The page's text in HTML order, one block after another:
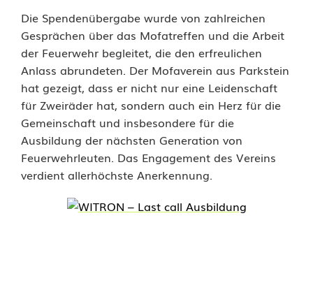
n
e
r
F
e
u
e
Die Spendenübergabe wurde von zahlreichen
Gesprächen über das Mofatreffen und die Arbeit
der Feuerwehr begleitet, die den erfreulichen
Anlass abrundeten. Der Mofaverein aus Parkstein
hat gezeigt, dass er nicht nur eine Leidenschaft
für Zweiräder hat, sondern auch ein Herz für die
Gemeinschaft und insbesondere für die
Ausbildung der nächsten Generation von
Feuerwehrleuten. Das Engagement des Vereins
verdient allerhöchste Anerkennung.